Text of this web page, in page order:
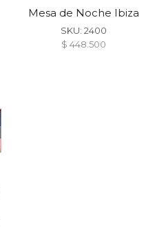
Mesa de Noche Ibiza
SKU: 2400
$ 448.500